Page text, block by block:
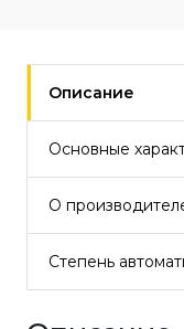
Описание
Основные
О
Степень